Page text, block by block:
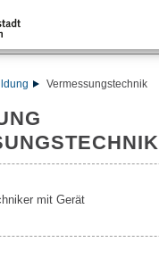
Vermessungstechnik